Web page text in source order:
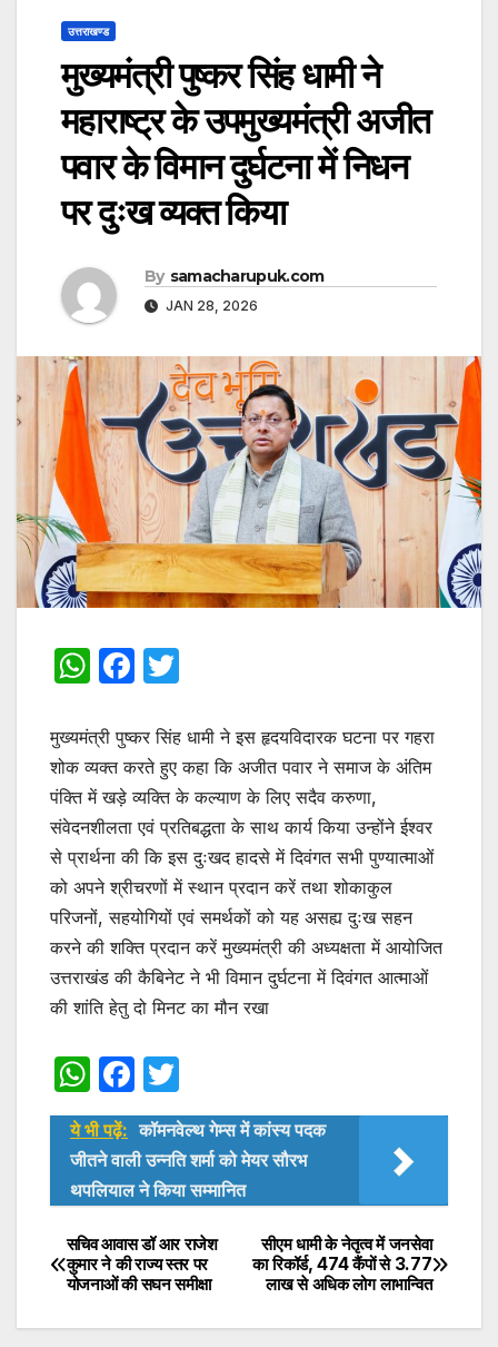
उत्तराखण्ड
मुख्यमंत्री पुष्कर सिंह धामी ने
महाराष्ट्र के उपमुख्यमंत्री अजीत
पवार के विमान दुर्घटना में निधन
पर दुःख व्यक्त किया
By samacharupuk.com
JAN 28, 2026
W
at
s
A
p
p
F
c
e
b
o
o
k
itt
er
मुख्यमंत्री पुष्कर सिंह धामी ने इस हृदयविदारक घटना पर गहरा
शोक व्यक्त करते हुए कहा कि अजीत पवार ने समाज के अंतिम
पंक्ति में खड़े व्यक्ति के कल्याण के लिए सदैव करुणा,
संवेदनशीलता एवं प्रतिबद्धता के साथ कार्य किया उन्होंने ईश्वर
से प्रार्थना की कि इस दुःखद हादसे में दिवंगत सभी पुण्यात्माओं
को अपने श्रीचरणों में स्थान प्रदान करें तथा शोकाकुल
परिजनों, सहयोगियों एवं समर्थकों को यह असह्य दुःख सहन
करने की शक्ति प्रदान करें मुख्यमंत्री की अध्यक्षता में आयोजित
उत्तराखंड की कैबिनेट ने भी विमान दुर्घटना में दिवंगत आत्माओं
की शांति हेतु दो मिनट का मौन रखा
W
h
at
s
A
p
p
F
a
c
e
b
o
o
k
w
itt
er
ये भी पढ़ें: कॉमनवेल्थ गेम्स में कांस्य पदक
जीतने वाली उन्नति शर्मा को मेयर सौरभ
थपलियाल ने किया सम्मानित
Post
navigation
सीएम धामी के नेतृत्व में जनसेवा
का रिकॉर्ड, 474 कैंपों से 3.77
लाख से अधिक लोग लाभान्वित
सचिव आवास डॉ आर राजेश
कुमार ने की राज्य स्तर पर
योजनाओं की सघन समीक्षा